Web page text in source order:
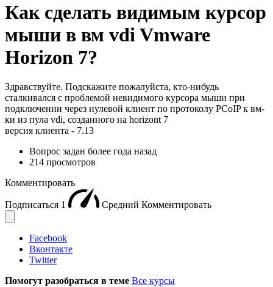
Как сделать видимым курсор
мыши в вм vdi Vmware
Horizon 7?
Здравствуйте. Подскажите пожалуйста, кто-нибудь
сталкивался с проблемой невидимого курсора мыши при
подключении через нулевой клиент по протоколу PCoIP к вм-
ки из пула vdi, созданного на horizont 7
версия клиента - 7.13
Вопрос задан более года назад
214 просмотров
Комментировать
Подписаться 1 Средний Комментировать
Facebook
Вконтакте
Twitter
Помогут разобраться в теме Все курсы